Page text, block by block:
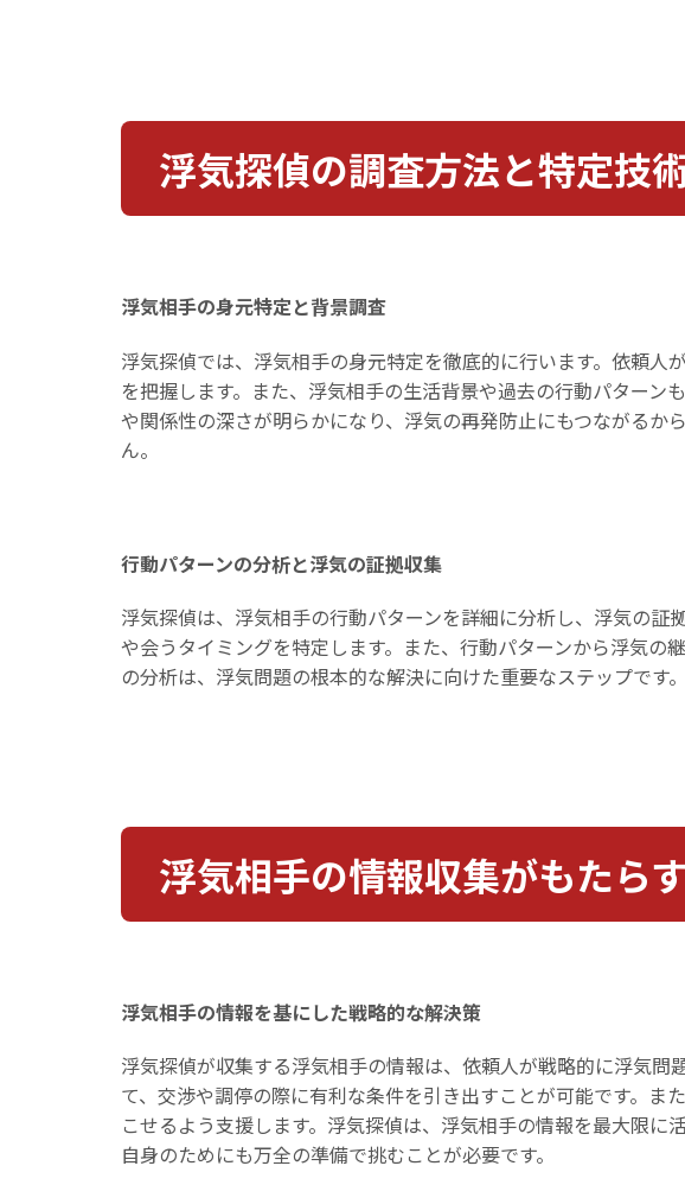
浮気探偵の調査方法と特定技
浮気相手の身元特定と背景調査
浮気探偵では、浮気相手の身元特定を徹底的に行います。依頼
を把握します。また、浮気相手の生活背景や過去の行動パター
や関係性の深さが明らかになり、浮気の再発防止にもつながる
ん。
行動パターンの分析と浮気の証拠収集
浮気探偵は、浮気相手の行動パターンを詳細に分析し、浮気の
や会うタイミングを特定します。また、行動パターンから浮気
の分析は、浮気問題の根本的な解決に向けた重要なステップです。
浮気相手の情報収集がもたら
浮気相手の情報を基にした戦略的な解決策
浮気探偵が収集する浮気相手の情報は、依頼人が戦略的に浮気
て、交渉や調停の際に有利な条件を引き出すことが可能です。
こせるよう支援します。浮気探偵は、浮気相手の情報を最大限
自身のためにも万全の準備で挑むことが必要です。